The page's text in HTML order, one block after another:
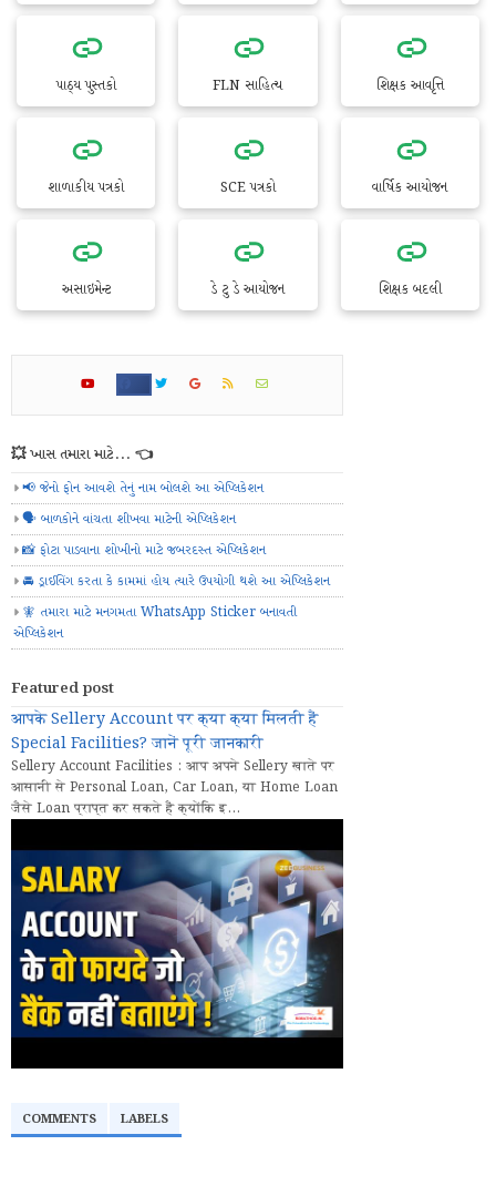
પાઠ્ય પુસ્તકો FLN સાહિત્ય શિક્ષક આવૃત્તિ
શાળાકીય પત્રકો SCE પત્રકો વાર્ષિક આયોજન
અસાઇમેન્ટ ડે ટુ ડે આયોજન શિક્ષક બદલી
💥 ખાસ તમારા માટે... 👈
📢 જેનો ફોન આવશે તેનું નામ બોલશે આ એપ્લિકેશન
🗣️ બાળકોને વાંચતા શીખવા માટેની એપ્લિકેશન
📸 ફોટા પાડવાના શોખીનો માટે જબરદસ્ત એપ્લિકેશન
🚘 ડ્રાઈવિંગ કરતા કે કામમાં હોય ત્યારે ઉપયોગી થશે આ એપ્લિકેશન
🧚 તમારા માટે મનગમતા WhatsApp Sticker બનાવતી
એપ્લિકેશન
Featured post
आपके Sellery Account पर क्या क्या मिलती हैं
Special Facilities? जानें पूरी जानकारी
Sellery Account Facilities : आप अपने Sellery खाते पर
आसानी से Personal Loan, Car Loan, या Home Loan
जैसे Loan प्राप्त कर सकते हैं क्योंकि इ...
COMMENTS LABELS